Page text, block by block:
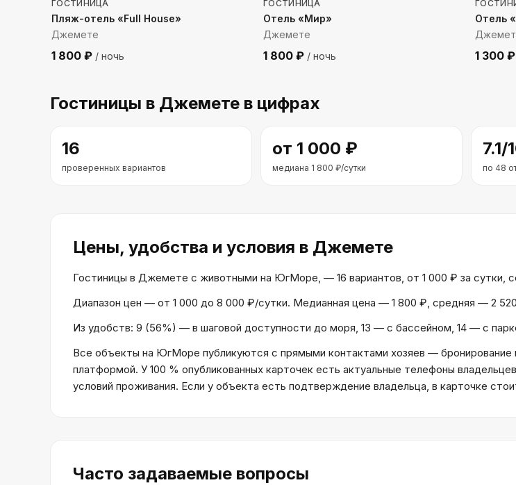
ГОСТИНИЦА
Пляж-отель «Full House»
Джемете
1 800 ₽ / ночь
ГОСТИНИЦА
Отель «Мир»
Джемете
1 800 ₽ / ночь
Отель
1 300 ₽
Гостиницы в Джемете в цифрах
16
проверенных вариантов
от 1 000 ₽
медиана 1 800 ₽/сутки
7.1/
по 48
Цены, удобства и условия в Джемете
Гостиницы в Джемете с животными на ЮгМоре, — 16 вариантов, от 1 000 ₽ за сутки,
Диапазон цен — от 1 000 до 8 000 ₽/сутки. Медианная цена — 1 800 ₽, средняя — 2
Из удобств: 9 (56%) — в шаговой доступности до моря, 13 — с бассейном, 14 — с
Все объекты на ЮгМоре публикуются с прямыми контактами хозяев —
платформой. У 100 % опубликованных карточек есть актуальные телефоны
условий проживания. Если у объекта есть подтверждение владельца, в карточке
Часто задаваемые вопросы